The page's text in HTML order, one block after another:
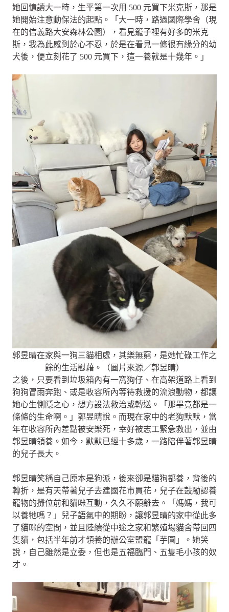
她回憶讀大一時，生平第一次用 500 元買下米克斯，那是
她開始注意動保法的起點。「大一時，路過國際學舍（現
在的信義路大安森林公園），看見籠子裡有好多的米克
斯，我為此感到於心不忍，於是在看見一條很有緣分的幼
犬後，便立刻花了 500 元買下，這一養就是十幾年。」
郭昱晴在家與一狗三貓相處，其樂無窮，是她忙碌工作之
餘的生活慰藉。（圖片來源／郭昱晴）
之後，只要看到垃圾箱內有一窩狗仔、在高架道路上看到
狗狗冒雨奔跑、或是收容所內等待救援的流浪動物，都讓
她心生惻隱之心，想方設法救治或轉送。「那畢竟都是一
條條的生命啊。」郭昱晴說。而現在家中的老狗默默，當
年在收容所內差點被安樂死，幸好被志工緊急救出，並由
郭昱晴領養。如今，默默已經十多歲，一路陪伴著郭昱晴
的兒子長大。
郭昱晴笑稱自己原本是狗派，後來卻是貓狗都養，背後的
轉折，是有天帶著兒子去建國花市買花，兒子在鼓勵認養
寵物的攤位前和貓咪互動，久久不願離去。「媽媽，我可
以養牠嗎？」兒子語氣中的期盼，讓郭昱晴的家中從此多
了貓咪的空間，並且陸續從中途之家和繁殖場貓舍帶回四
隻貓，包括半年前才領養的辦公室盟寵「芋圓」。她笑
說，自己雖然是立委，但也是五福臨門、五隻毛小孩的奴
才。